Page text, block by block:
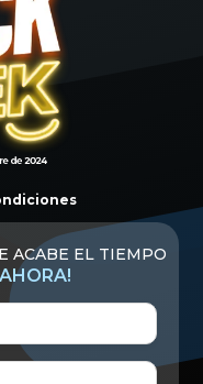
ACABE EL TIEMPO